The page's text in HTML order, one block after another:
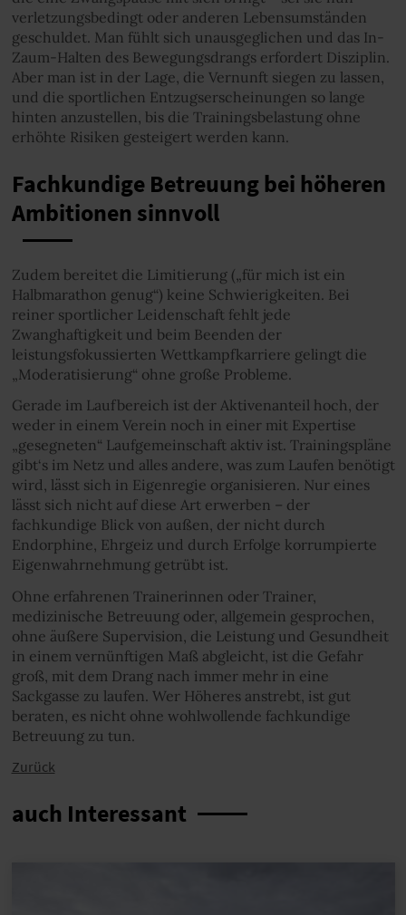
verletzungsbedingt oder anderen Lebensumständen
geschuldet. Man fühlt sich unausgeglichen und das In-
Zaum-Halten des Bewegungsdrangs erfordert Disziplin.
Aber man ist in der Lage, die Vernunft siegen zu lassen,
und die sportlichen Entzugserscheinungen so lange
hinten anzustellen, bis die Trainingsbelastung ohne
erhöhte Risiken gesteigert werden kann.
Fachkundige Betreuung bei höheren
Ambitionen sinnvoll
Zudem bereitet die Limitierung („für mich ist ein
Halbmarathon genug“) keine Schwierigkeiten. Bei
reiner sportlicher Leidenschaft fehlt jede
Zwanghaftigkeit und beim Beenden der
leistungsfokussierten Wettkampfkarriere gelingt die
„Moderatisierung“ ohne große Probleme.
Gerade im Laufbereich ist der Aktivenanteil hoch, der
weder in einem Verein noch in einer mit Expertise
„gesegneten“ Laufgemeinschaft aktiv ist. Trainingspläne
gibt‘s im Netz und alles andere, was zum Laufen benötigt
wird, lässt sich in Eigenregie organisieren. Nur eines
lässt sich nicht auf diese Art erwerben – der
fachkundige Blick von außen, der nicht durch
Endorphine, Ehrgeiz und durch Erfolge korrumpierte
Eigenwahrnehmung getrübt ist.
Ohne erfahrenen Trainerinnen oder Trainer,
medizinische Betreuung oder, allgemein gesprochen,
ohne äußere Supervision, die Leistung und Gesundheit
in einem vernünftigen Maß abgleicht, ist die Gefahr
groß, mit dem Drang nach immer mehr in eine
Sackgasse zu laufen. Wer Höheres anstrebt, ist gut
beraten, es nicht ohne wohlwollende fachkundige
Betreuung zu tun.
Zurück
auch Interessant